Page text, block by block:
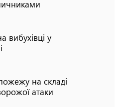
вибухівці у
на складі
атаки